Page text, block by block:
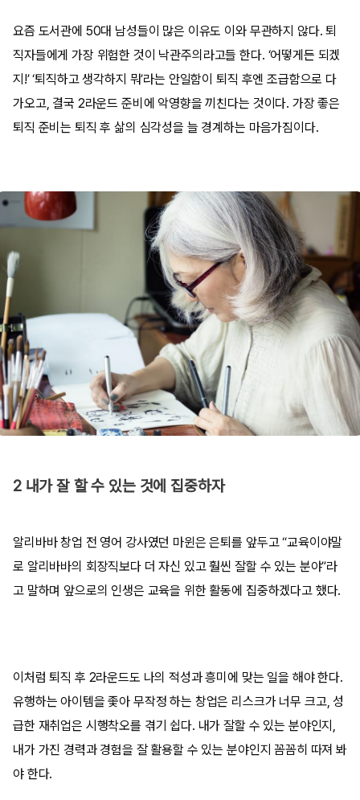
요즘 도서관에 50대 남성들이 많은 이유도 이와 무관하지 않다. 퇴
직자들에게 가장 위험한 것이 낙관주의라고들 한다. ‘어떻게든 되겠
지!’ ‘퇴직하고 생각하지 뭐’라는 안일함이 퇴직 후엔 조급함으로 다
가오고, 결국 2라운드 준비에 악영향을 끼친다는 것이다. 가장 좋은
퇴직 준비는 퇴직 후 삶의 심각성을 늘 경계하는 마음가짐이다.
2 내가 잘 할 수 있는 것에 집중하자
알리바바 창업 전 영어 강사였던 마윈은 은퇴를 앞두고 “교육이야말
로 알리바바의 회장직보다 더 자신 있고 훨씬 잘할 수 있는 분야”라
고 말하며 앞으로의 인생은 교육을 위한 활동에 집중하겠다고 했다.
이처럼 퇴직 후 2라운드도 나의 적성과 흥미에 맞는 일을 해야 한다.
유행하는 아이템을 좇아 무작정 하는 창업은 리스크가 너무 크고, 성
급한 재취업은 시행착오를 겪기 쉽다. 내가 잘할 수 있는 분야인지,
내가 가진 경력과 경험을 잘 활용할 수 있는 분야인지 꼼꼼히 따져 봐
야 한다.